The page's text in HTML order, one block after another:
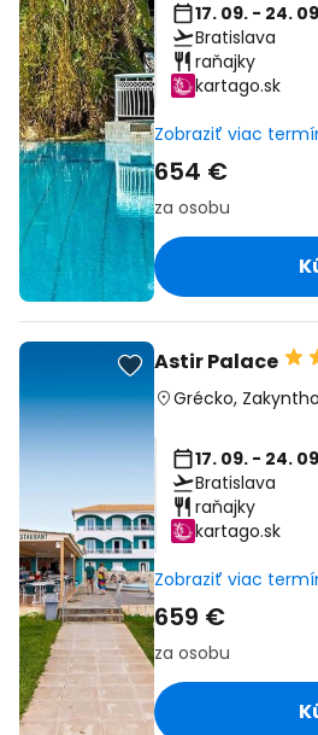
17. 09. - 24.
Bratislava
raňajky
kartago.sk
Zobraziť viac
654 €
za osobu
Astir Palace
Grécko,
17. 09. - 24.
Bratislava
raňajky
kartago.sk
Zobraziť viac
659 €
za osobu